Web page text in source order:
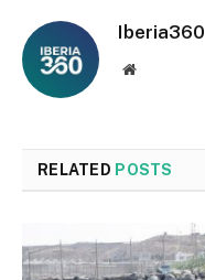
Iberia360
Website
RELATED POSTS